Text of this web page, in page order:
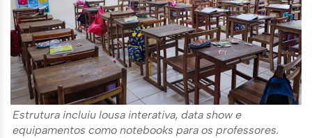
Estrutura incluiu lousa interativa, data show e
equipamentos como notebooks para os professores.